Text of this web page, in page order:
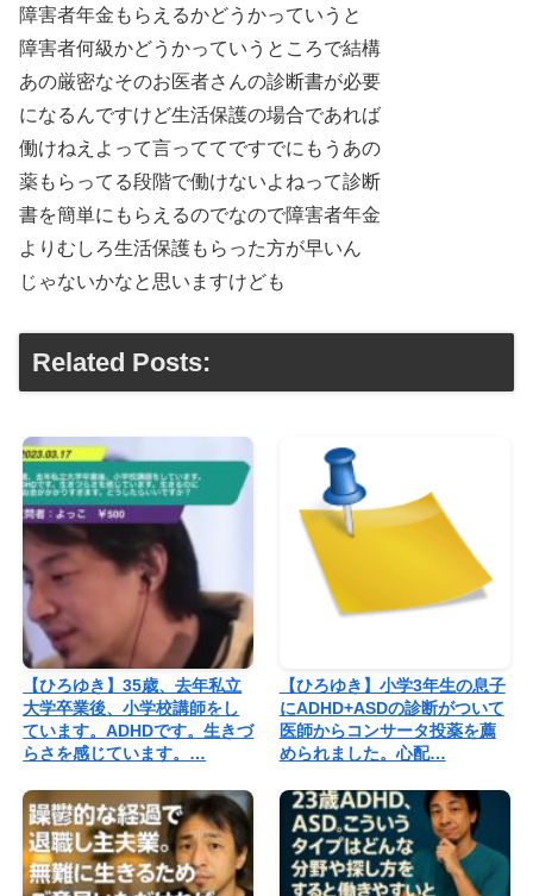
障害者年金もらえるかどうかっていうと
障害者何級かどうかっていうところで結構
あの厳密なそのお医者さんの診断書が必要
になるんですけど生活保護の場合であれば
働けねえよって言っててですでにもうあの
薬もらってる段階で働けないよねって診断
書を簡単にもらえるのでなので障害者年金
よりむしろ生活保護もらった方が早いん
じゃないかなと思いますけども
Related Posts:
【ひろゆき】35歳、去年私立
大学卒業後、小学校講師をし
ています。ADHDです。生きづ
らさを感じています。…
【ひろゆき】小学3年生の息子
にADHD+ASDの診断がついて
医師からコンサータ投薬を薦
められました。心配…